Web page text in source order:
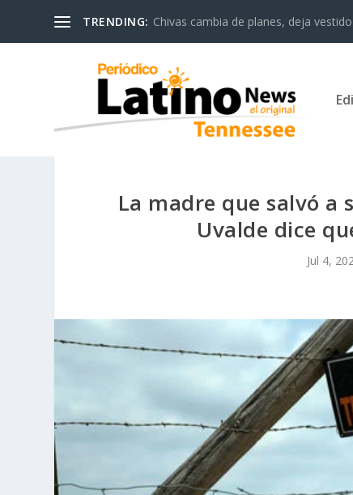
TRENDING: Chivas cambia de planes, deja
La madre que salvó a
Uvalde dice
Jul 4,